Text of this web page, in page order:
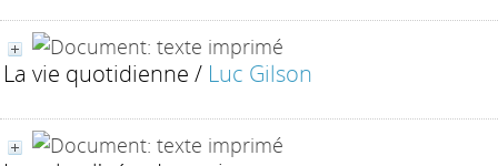
La vie quotidienne / Luc Gilson